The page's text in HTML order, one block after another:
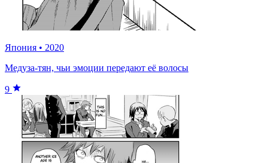
Япония • 2020
Медуза-тян, чьи эмоции передают её волосы
9